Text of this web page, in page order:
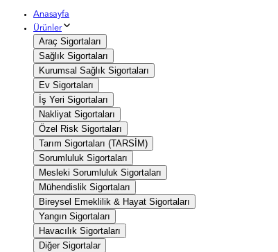
Anasayfa
Ürünler
Araç Sigortaları
Sağlık Sigortaları
Kurumsal Sağlık Sigortaları
Ev Sigortaları
İş Yeri Sigortaları
Nakliyat Sigortaları
Özel Risk Sigortaları
Tarım Sigortaları (TARSİM)
Sorumluluk Sigortaları
Mesleki Sorumluluk Sigortaları
Mühendislik Sigortaları
Bireysel Emeklilik & Hayat Sigortaları
Yangın Sigortaları
Havacılık Sigortaları
Diğer Sigortalar